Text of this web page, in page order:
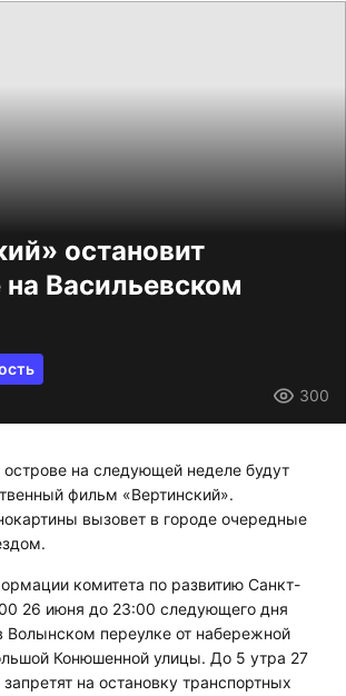
остановит
Васильевском
300
на следующей неделе будут
фильм «Вертинский».
вызовет в городе очередные
комитета по развитию Санкт-
26 июня до 23:00 следующего дня
Волынском переулке от набережной
Конюшенной улицы. До 5 утра 27
на остановку транспортных